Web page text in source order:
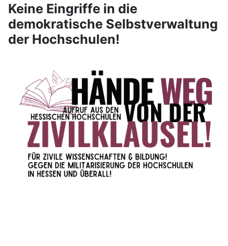
Keine Eingriffe in die
demokratische Selbstverwaltung
der Hochschulen!